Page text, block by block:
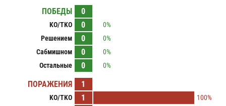
ПОБЕДЫ
0
KO/TKO 0
0%
Решением
0
0%
Сабмишном
0
0%
Остальные
0 0%
ПОРАЖЕНИЯ 1
KO/TKO 1
100%